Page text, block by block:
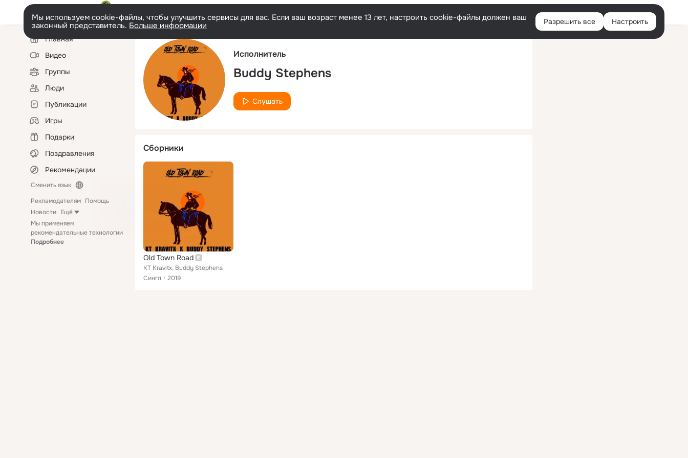
Русский Войти
Мы используем cookie-файлы, чтобы улучшить сервисы для вас. Если ваш возраст менее 13 лет, настроить cookie-файлы должен ваш
законный представитель. Больше информации Разрешить все Настроить
Левая
колонкаГлавная
Видео
Группы
Люди
Публикации
Игры
Подарки
Поздравления
Рекомендации
Сменить язык
Рекламодателям Помощь
Новости Ещё
Мы применяем
рекомендательные технологии
Подробнее
Исполнитель
Buddy Stephens
Слушать
Сборники
Old Town Road
KT Kravitx, Buddy Stephens
Сингл
2019